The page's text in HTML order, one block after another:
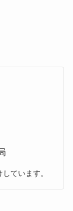
ています。